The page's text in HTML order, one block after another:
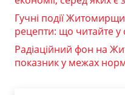
Гучні події
рецепти: що читайте у
Радіаційний фон на
показник у межах